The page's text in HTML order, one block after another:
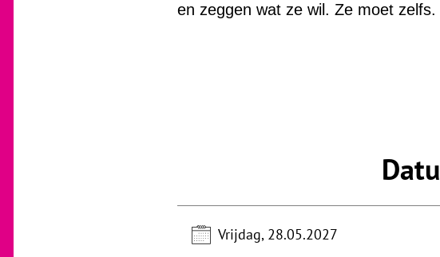
en zeggen wat ze wil. Ze moet
Vrijdag, 28.05.2027